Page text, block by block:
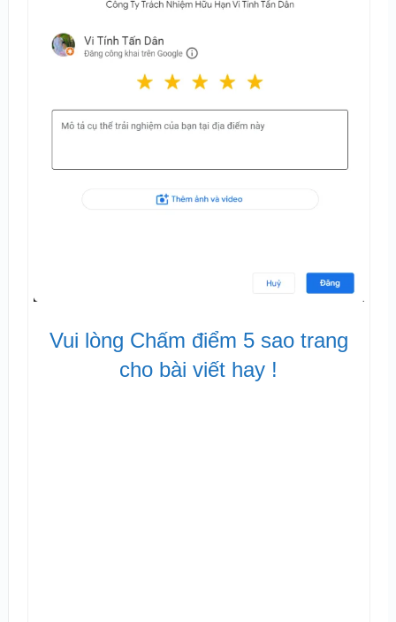
Vui lòng Chấm điểm 5 sao trang
cho bài viết hay !